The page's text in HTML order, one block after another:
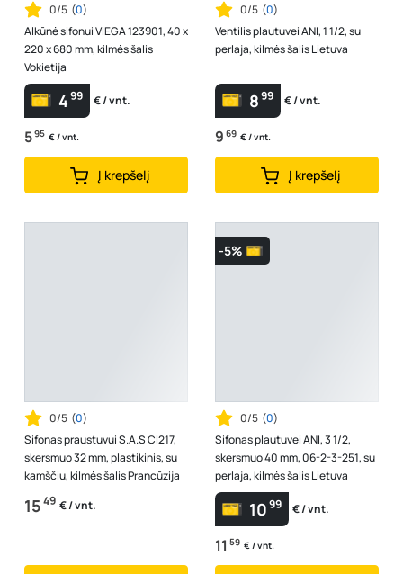
0/5 (0)
Alkūnė sifonui VIEGA 123901, 40 x
220 x 680 mm, kilmės šalis
Vokietija
499 € / vnt.
595 € / vnt.
Į krepšelį
0/5 (0)
Ventilis plautuvei ANI, 1 1/2, su
perlaja, kilmės šalis Lietuva
899 € / vnt.
9 69 € / vnt.
Į krepšelį
0/5 (0)
Sifonas praustuvui S.A.S Cl217,
skersmuo 32 mm, plastikinis, su
kamščiu, kilmės šalis Prancūzija
1549 € / vnt.
-5%
0/5 (0)
Sifonas plautuvei ANI, 3 1/2,
skersmuo 40 mm, 06-2-3-251, su
perlaja, kilmės šalis Lietuva
1099 € / vnt.
11 59 € / vnt.